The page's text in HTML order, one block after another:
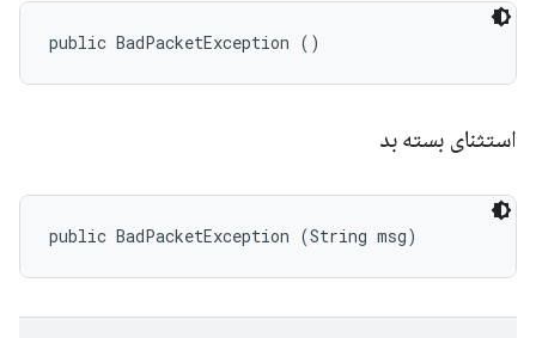
public BadPacketException ()
استثنای بسته بد
public BadPacketException (String msg)